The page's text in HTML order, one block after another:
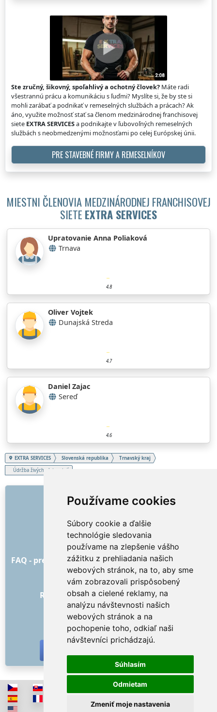
Používame cookies
Súbory cookie a ďalšie
technológie sledovania
používame na zlepšenie vášho
zážitku z prehliadania našich
webových stránok, na to, aby sme
vám zobrazovali prispôsobený
obsah a cielené reklamy, na
analýzu návštevnosti našich
webových stránok a na
pochopenie toho, odkiaľ naši
návštevníci prichádzajú.
Súhlasím
Odmietam
Zmeniť moje nastavenia
Ste zručný, šikovný, spoľahlivý a ochotný človek? Máte radi
všestrannú prácu a komunikáciu s ľuďmi? Myslíte si, že by ste si
mohli zarábať a podnikať v remeselných službách a prácach? Ak
áno, využite možnosť stať sa členom medzinárodnej franchisovej
siete EXTRA SERVICESa podnikajte v ľubovoľných remeselných
službách s neobmedzenými možnosťami po celej Európskej únii.
PRE STAVEBNÉ FIRMY A REMESELNÍKOV
MIESTNI ČLENOVIA MEDZINÁRODNEJ FRANCHISOVEJ
SIETE EXTRA SERVICES
Upratovanie Anna Poliaková
Trnava
4.8
Oliver Vojtek
Dunajská Streda
4.7
Daniel Zajac
Sereď
4.6
EXTRA SERVICES Slovenská republika
Trnavský kraj
Údržba živých plotov, tují
ODKAZY
Ako to všetko začalo
Cenník
Všeobecné obchodné podmienky
FAQ - pre objednávateľa FAQ - pre poskytovateľov
Reklama a marketing
Blog
Recenzie objednávok s hodnotením
Kontakt
SOCIÁLNE SIETE